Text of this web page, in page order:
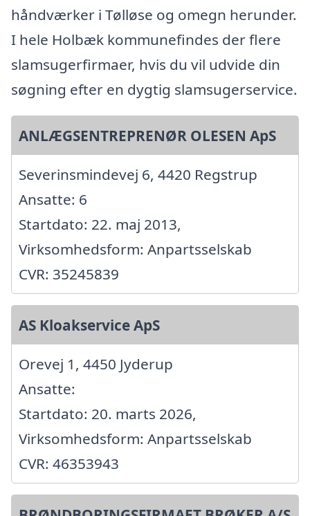
håndværker i Tølløse og omegn herunder.
I hele Holbæk kommunefindes der flere
slamsugerfirmaer, hvis du vil udvide din
søgning efter en dygtig slamsugerservice.
ANLÆGSENTREPRENØR OLESEN ApS
Severinsmindevej 6, 4420 Regstrup
Ansatte: 6
Startdato: 22. maj 2013,
Virksomhedsform: Anpartsselskab
CVR: 35245839
AS Kloakservice ApS
Orevej 1, 4450 Jyderup
Ansatte:
Startdato: 20. marts 2026,
Virksomhedsform: Anpartsselskab
CVR: 46353943